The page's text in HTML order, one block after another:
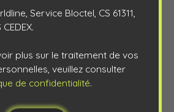
Service Bloctel, CS 61311,
plus sur le traitement de vos
veuillez consulter
de confidentialité.